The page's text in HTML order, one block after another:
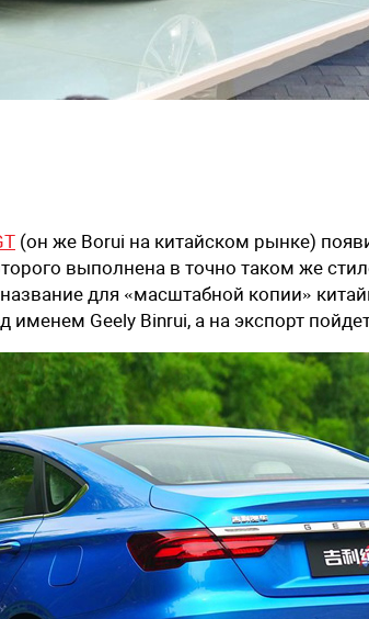
(он же Borui на китайском рынке)
выполнена в точно таком же
для «масштабной копии»
Geely Binrui, а на экспорт